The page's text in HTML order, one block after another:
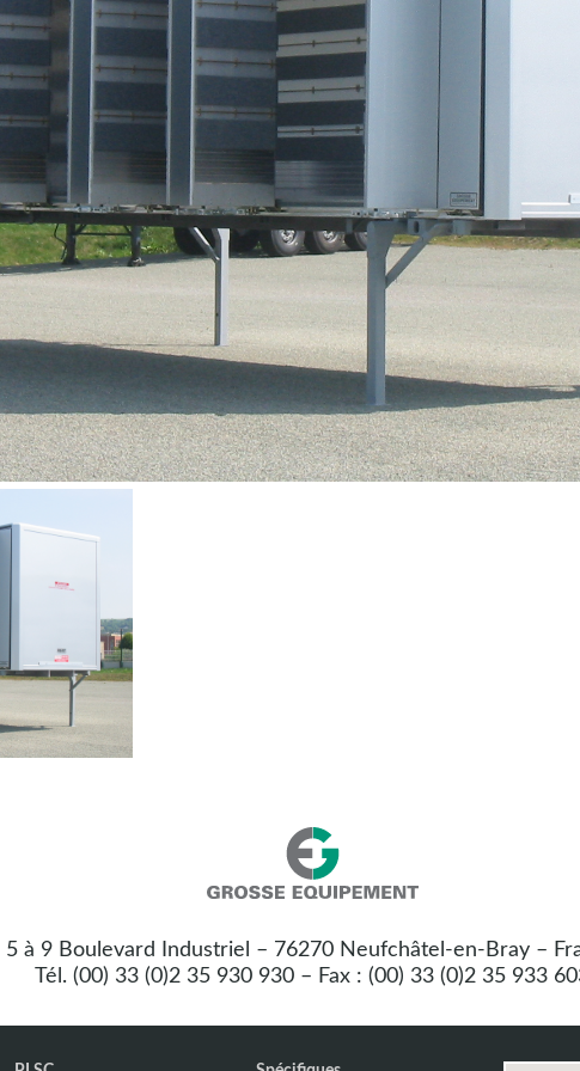
coordonnées
Equipement
5 à 9 Boulevard Industriel – 76270 Neufchâtel-en-Bray –
Tél. (00) 33 (0)2 35 930 930 – Fax : (00) 33 (0)2 35 933